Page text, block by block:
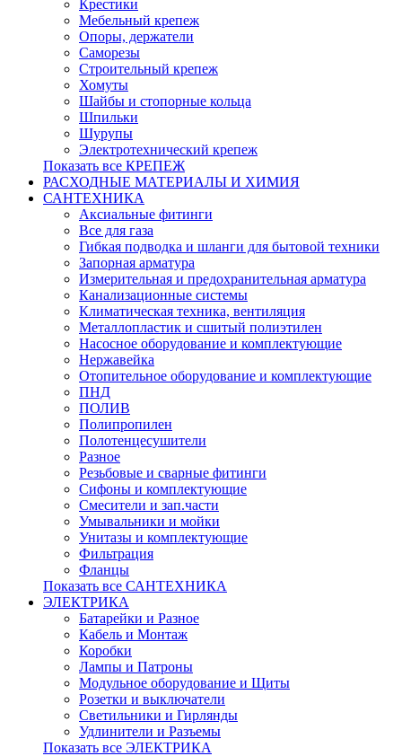
Крестики
Мебельный крепеж
Опоры, держатели
Саморезы
Строительный крепеж
Хомуты
Шайбы и стопорные кольца
Шпильки
Шурупы
Электротехнический крепеж
Показать все КРЕПЕЖ
РАСХОДНЫЕ МАТЕРИАЛЫ И ХИМИЯ
САНТЕХНИКА
Аксиальные фитинги
Все для газа
Гибкая подводка и шланги для бытовой техники
Запорная арматура
Измерительная и предохранительная арматура
Канализационные системы
Климатическая техника, вентиляция
Металлопластик и сшитый полиэтилен
Насосное оборудование и комплектующие
Нержавейка
Отопительное оборудование и комплектующие
ПНД
ПОЛИВ
Полипропилен
Полотенцесушители
Разное
Резьбовые и сварные фитинги
Сифоны и комплектующие
Смесители и зап.части
Умывальники и мойки
Унитазы и комплектующие
Фильтрация
Фланцы
Показать все САНТЕХНИКА
ЭЛЕКТРИКА
Батарейки и Разное
Кабель и Монтаж
Коробки
Лампы и Патроны
Модульное оборудование и Щиты
Розетки и выключатели
Светильники и Гирлянды
Удлинители и Разъемы
Показать все ЭЛЕКТРИКА